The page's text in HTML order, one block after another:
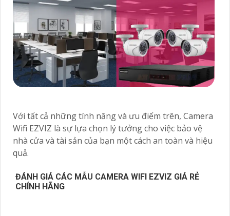
Với tất cả những tính năng và ưu điểm trên, Camera
Wifi EZVIZ là sự lựa chọn lý tưởng cho việc bảo vệ
nhà cửa và tài sản của bạn một cách an toàn và hiệu
quả.
ĐÁNH GIÁ CÁC MẪU CAMERA WIFI EZVIZ GIÁ RẺ
CHÍNH HÃNG